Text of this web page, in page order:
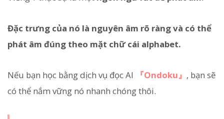
Đặc trưng của nó là nguyên âm rõ ràng và có thể
phát âm đúng theo mặt chữ cái alphabet.
Nếu bạn học bằng dịch vụ đọc AI 『Ondoku』 , bạn sẽ
có thể nắm vững nó nhanh chóng thôi.